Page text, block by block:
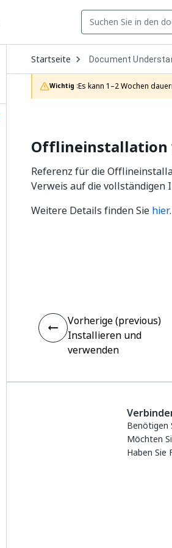
Startseite Open
Dropdown
to
choose
product
Document
Wichtig :Es kann 1–2 Wochen
Offlineinstallation
Referenz für die
Verweis auf die vollständigen
Weitere Details finden Sie hier.
Vorherige (previous)
Installieren und
verwenden
Benötigen
Möchten
Haben Sie